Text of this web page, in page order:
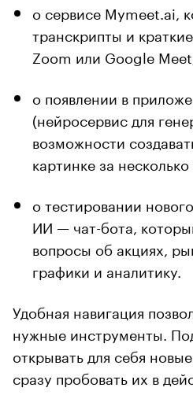
о сервисе Mymeet.ai,
транскрипты и
Zoom или Google
о появлении в
(нейросервис для
возможности
картинке за
о тестировании
ИИ — чат-бота,
вопросы об акциях,
графики и аналитику.
Удобная навигация
нужные инструменты.
открывать для себя
сразу пробовать их в